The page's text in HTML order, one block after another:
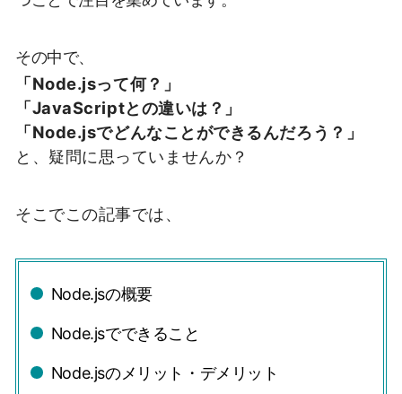
その中で、
「Node.jsって何？」
「JavaScriptとの違いは？」
「Node.jsでどんなことができるんだろう？」
と、疑問に思っていませんか？
そこでこの記事では、
Node.jsの概要
Node.jsでできること
Node.jsのメリット・デメリット